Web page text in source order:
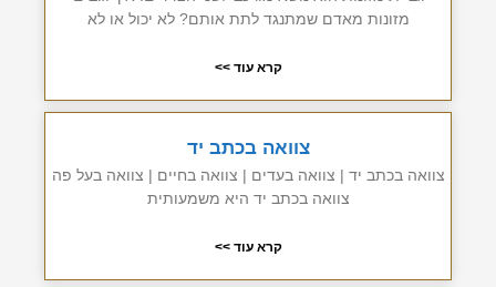
מזונות מאדם שמתנגד לתת אותם? לא יכול או לא
קרא עוד >>
צוואה בכתב יד
צוואה בכתב יד | צוואה בעדים | צוואה בחיים | צוואה בעל פה
צוואה בכתב יד היא משמעותית
קרא עוד >>